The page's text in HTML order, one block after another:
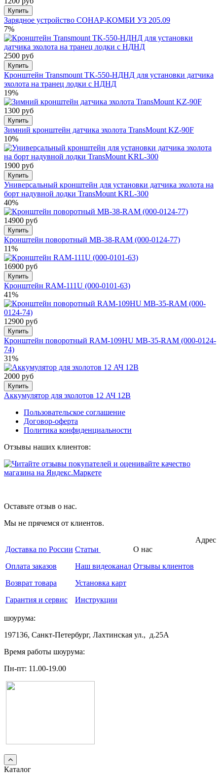
Купить
Зарядное устройство СОНАР-КОМБИ УЗ 205.09
7%
2500 руб
Купить
Кронштейн Transmount TK-550-НДНД для установки датчика
эхолота на транец лодки с НДНД
19%
1300 руб
Купить
Зимний кронштейн датчика эхолота TransMount KZ-90F
10%
1900 руб
Купить
Универсальный кронштейн для установки датчика эхолота на
борт надувной лодки TransMount KRL-300
40%
14900 руб
Купить
Кронштейн поворотный MB-38-RAM (000-0124-77)
11%
16900 руб
Купить
Кронштейн RAM-111U (000-0101-63)
41%
12900 руб
Купить
Кронштейн поворотный RAM-109HU MB-35-RAM (000-0124-
74)
31%
2000 руб
Купить
Аккумулятор для эхолотов 12 АЧ 12В
Пользовательское соглашение
Договор-оферта
Политика конфиденциальности
Отзывы наших клиентов:
Оставьте отзыв о нас.
Мы не прячемся от клиентов.
Доставка по России
Оплата заказов
Возврат товара
Гарантия и сервис
Статьи
Наш видеоканал
Установка карт
Инструкции
О нас
Отзывы клиентов
Адрес
шоурума:
197136, Санкт-Петербург, Лахтинская ул., д.25А
Время работы шоурума:
Пн-пт: 11.00-19.00
Каталог